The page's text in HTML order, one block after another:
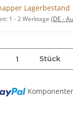
Lagerbestand
1 - 2 Werktage (DE -
Stück